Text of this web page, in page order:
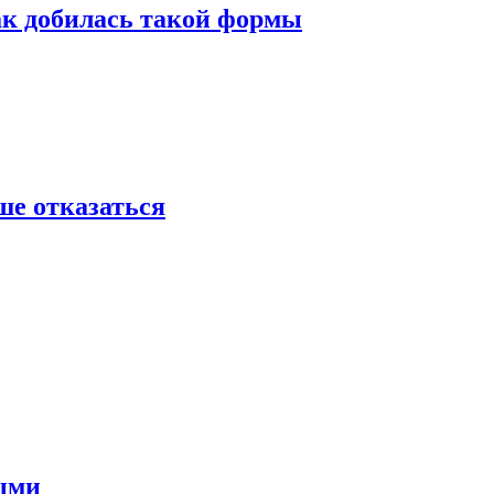
добилась такой формы
отказаться